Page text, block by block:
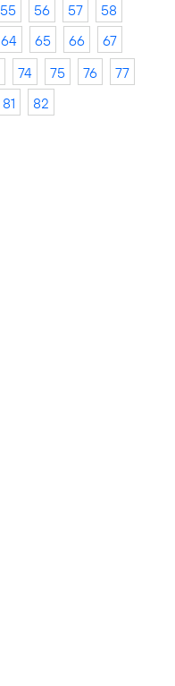
55 56 57
58
64 65 66
67
74 75 76
77
81 82